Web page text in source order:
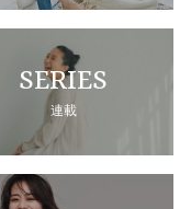
SERIES
連載